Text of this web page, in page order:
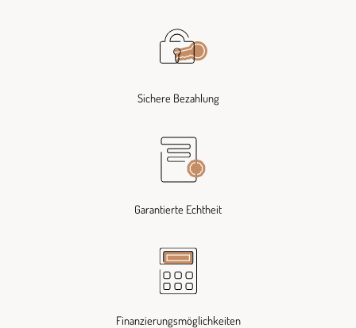
Sichere Bezahlung
Garantierte Echtheit
Finanzierungsmöglichkeiten